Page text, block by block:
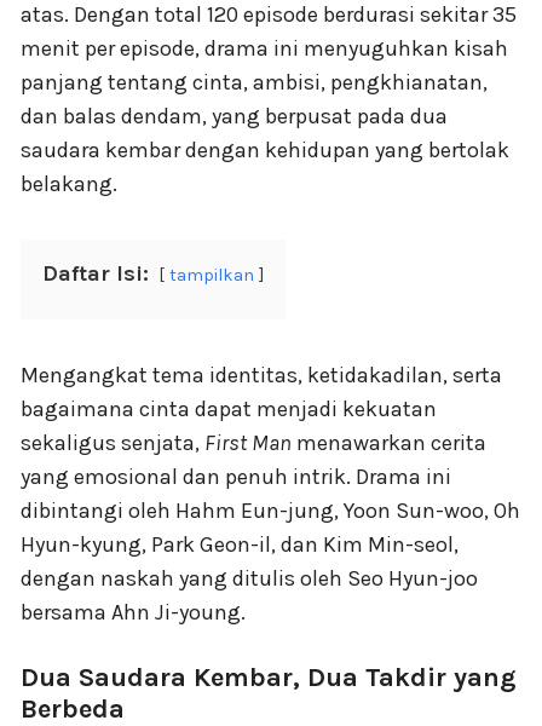
atas. Dengan total 120 episode berdurasi sekitar 35
menit per episode, drama ini menyuguhkan kisah
panjang tentang cinta, ambisi, pengkhianatan,
dan balas dendam, yang berpusat pada dua
saudara kembar dengan kehidupan yang bertolak
belakang.
Daftar Isi: tampilkan
Mengangkat tema identitas, ketidakadilan, serta
bagaimana cinta dapat menjadi kekuatan
sekaligus senjata, First Man menawarkan cerita
yang emosional dan penuh intrik. Drama ini
dibintangi oleh Hahm Eun-jung, Yoon Sun-woo, Oh
Hyun-kyung, Park Geon-il, dan Kim Min-seol,
dengan naskah yang ditulis oleh Seo Hyun-joo
bersama Ahn Ji-young.
Dua Saudara Kembar, Dua Takdir yang
Berbeda